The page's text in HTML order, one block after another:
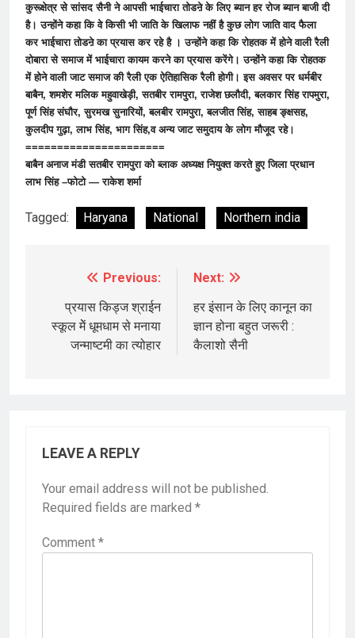
कुरूक्षेत्र से सांसद सैनी ने आपसी भाईचारा तोडऩे के लिए ब्यान हर रोज ब्यान बाजी दी
है। उन्होंने कहा कि वे किसी भी जाति के खिलाफ नहीं है कुछ लोग जाति वाद फैला
कर भाईचारा तोडऩे का प्रयास कर रहे है । उन्होंने कहा कि रोहतक में होने वाली रैली
दोबारा से समाज में भाईचारा कायम करने का प्रयास करेंगे। उन्होंने कहा कि रोहतक
में होने वाली जाट समाज की रैली एक ऐतिहासिक रैली होगी। इस अवसर पर धर्मबीर
बाबैन, शमशेर मलिक महुवाखेड़ी, सतबीर रामपुरा, राजेश छलौदी, बलकार सिंह रापमुरा,
पूर्ण सिंह संघौर, सुरमख सुनारियों, बलबीर रामपुरा, बलजीत सिंह, साहब ङ्क्षसह,
कुलदीप गुढ़ा, लाभ सिंह, भाग सिंह,व अन्य जाट समुदाय के लोग मौजूद रहे।
======================
बाबैन अनाज मंडी सतबीर रामपुरा को ब्लाक अध्यक्ष नियुक्त करते हुए जिला प्रधान
लाभ सिंह –फोटो — राकेश शर्मा
Tagged: Haryana National Northern india
navigation
Previous:
प्रयास किड्ज श्राईन
स्कूल मेें धूमधाम से मनाया
जन्माष्टमी का त्योहार
Next:
हर इंसान के लिए कानून का
ज्ञान होना बहुत जरूरी :
कैलाशो सैनी
LEAVE A REPLY
Your email address will not be published.
Required fields are marked *
Comment *